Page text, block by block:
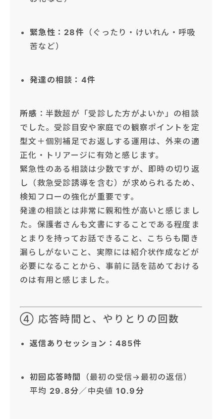
緊急性：28件 （ぐったり・けいれん・呼吸
苦など）
発達の相談：4件
所感 ：半数超が「受診した方がよいか」の相談
でした。受診目安や家庭での観察ポイントを定
型文＋個別補足でお返しする運用は、外来の適
正化・トリアージに有効と感じます。
緊急性のある相談は少数ですが、即時の切り返
し（救急受診誘導を含む）が求められるため、
検知フローの強化が重要です。
発達の相談とは非常に親和性が高いと感じまし
た。保護者さんも文書にすることである程度ま
とまりを持ってお話できること、こちらも聞き
漏らしがないこと、実際には紹介状作成などが
必要になることから、事前に話を詰めておける
のは有用と感じました。
④ 応答時間と、やりとりの回数
返信ありセッション：485件
初回応答時間
（最初の受信→最初の返信）
平均 29.8分／中央値 10.9分